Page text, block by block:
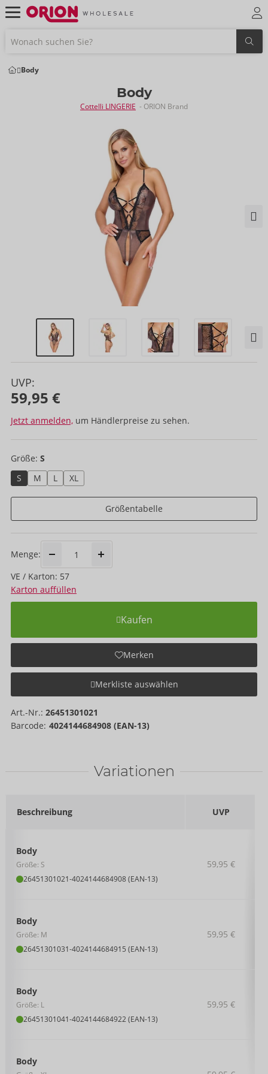
Body
Body
Cottelli LINGERIE - ORION Brand
UVP:
59,95 €
Jetzt anmelden, um Händlerpreise zu sehen.
Größe: S
S
M L XL
Größentabelle
Menge:
VE / Karton: 57
Karton auffüllen
Kaufen
Merken
Merkliste auswählen
Art.-Nr.: 26451301021
Barcode: 4024144684908 (EAN-13)
Variationen
Beschreibung UVP
Body
Größe: S
26451301021-4024144684908 (EAN-13)
59,95 €
Body
Größe: M
26451301031-4024144684915 (EAN-13)
59,95 €
Body
Größe: L
26451301041-4024144684922 (EAN-13)
59,95 €
Body